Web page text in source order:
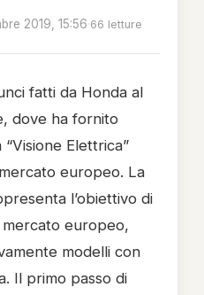
2019, 15:56·66 letture
fatti da Honda al
dove ha fornito
Elettrica”
europeo. La
l’obiettivo di
europeo,
modelli con
Il primo passo di